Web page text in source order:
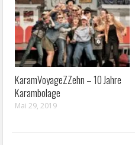
KaramVoyageZZehn – 10 Jahre
Karambolage
Mai 29, 2019